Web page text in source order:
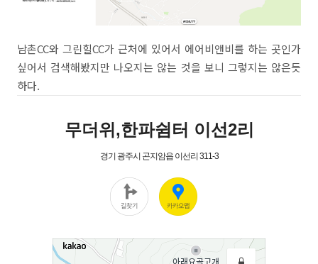
남촌CC와 그린힐CC가 근처에 있어서 에어비앤비를 하는 곳인가
싶어서 검색해봤지만 나오지는 않는 것을 보니 그렇지는 않은듯
하다.